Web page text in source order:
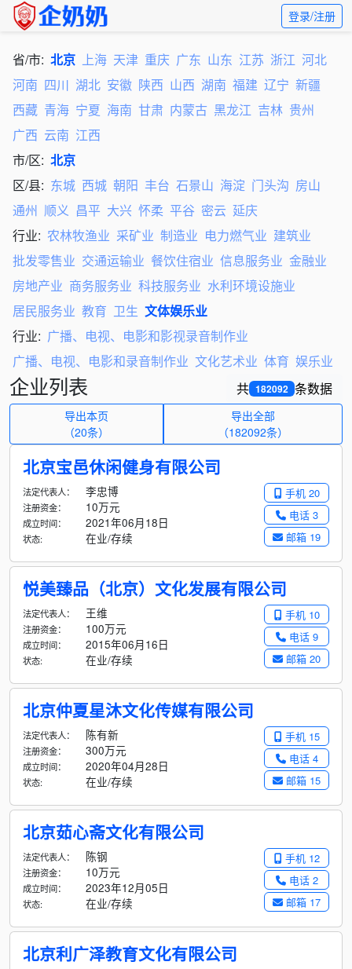
登录/注册
省/市: 北京 上海 天津 重庆 广东 山东 江苏 浙江 河北
河南 四川 湖北 安徽 陕西 山西 湖南 福建 辽宁 新疆
西藏 青海 宁夏 海南 甘肃 内蒙古 黑龙江 吉林 贵州
广西 云南 江西
市/区: 北京
区/县: 东城 西城 朝阳 丰台 石景山 海淀 门头沟 房山
通州 顺义 昌平 大兴 怀柔 平谷 密云 延庆
行业: 农林牧渔业 采矿业 制造业 电力燃气业 建筑业
批发零售业 交通运输业 餐饮住宿业 信息服务业 金融业
房地产业 商务服务业 科技服务业 水利环境设施业
居民服务业 教育 卫生 文体娱乐业
行业: 广播、电视、电影和影视录音制作业
广播、电视、电影和录音制作业 文化艺术业 体育 娱乐业
共 182092 条数据
企业列表
导出本页
（20条）
导出全部
（182092条）
北京宝邑休闲健身有限公司
手机 20
电话 3
邮箱 19
法定代表人： 李忠博
注册资金： 10万元
成立时间： 2021年06月18日
状态: 在业/存续
悦美臻品（北京）文化发展有限公司
手机 10
电话 9
邮箱 20
法定代表人： 王维
注册资金： 100万元
成立时间： 2015年06月16日
状态: 在业/存续
北京仲夏星沐文化传媒有限公司
手机 15
电话 4
邮箱 15
法定代表人： 陈有新
注册资金： 300万元
成立时间： 2020年04月28日
状态: 在业/存续
北京茹心斋文化有限公司
手机 12
电话 2
邮箱 17
法定代表人： 陈钢
注册资金： 10万元
成立时间： 2023年12月05日
状态: 在业/存续
北京利广泽教育文化有限公司